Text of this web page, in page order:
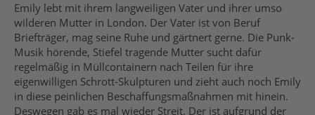
Emily lebt mit ihrem langweiligen Vater und ihrer umso
wilderen Mutter in London. Der Vater ist von Beruf
Briefträger, mag seine Ruhe und gärtnert gerne. Die Punk-
Musik hörende, Stiefel tragende Mutter sucht dafür
regelmäßig in Müllcontainern nach Teilen für ihre
eigenwilligen Schrott-Skulpturen und zieht auch noch Emily
in diese peinlichen Beschaffungsmaßnahmen mit hinein.
Deswegen gab es mal wieder Streit. Der ist aufgrund der